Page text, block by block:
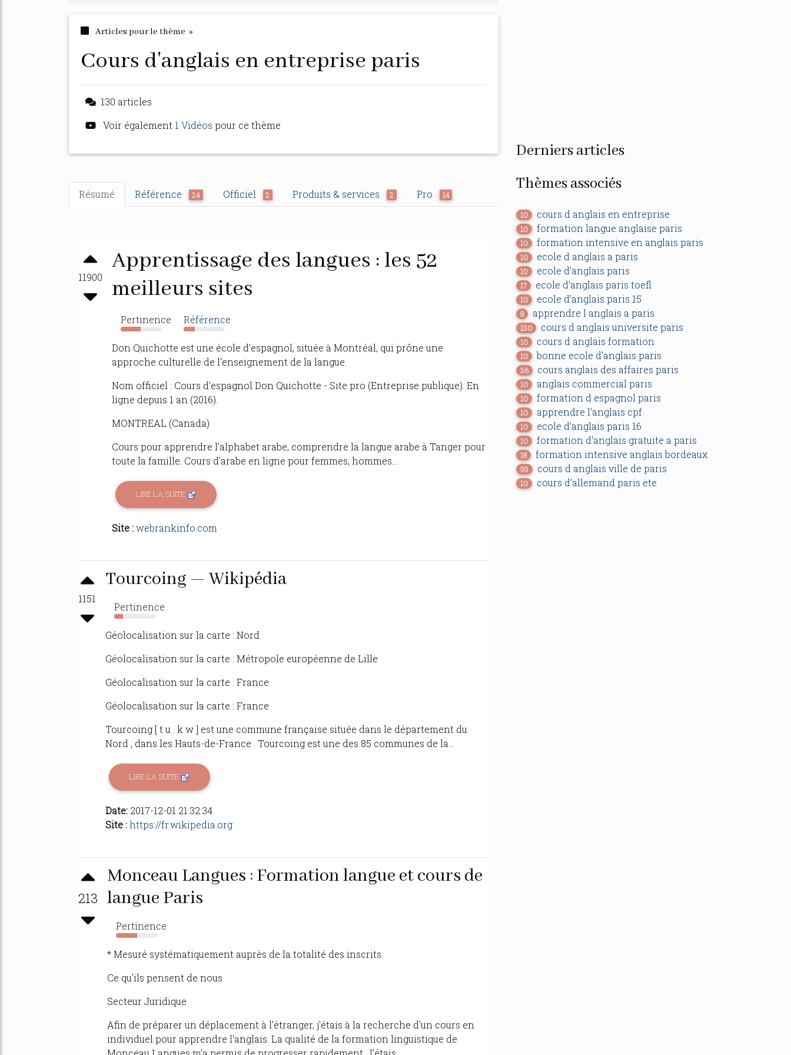
Articles pour le thème »
cours d'anglais en entreprise paris
130 articles
Voir également 1 Vidéos pour ce thème
Résumé Référence 24 Officiel 2 Produits & services 2 Pro 14
11900
Apprentissage des langues : les 52
meilleurs sites
Pertinence
48%
Référence
28%
Don Quichotte est une école d'espagnol, située à Montréal, qui prône une
approche culturelle de l'enseignement de la langue.
Nom officiel : Cours d'espagnol Don Quichotte - Site pro (Entreprise publique). En
ligne depuis 1 an (2016).
MONTREAL (Canada)
Cours pour apprendre l'alphabet arabe, comprendre la langue arabe à Tanger pour
toute la famille. Cours d'arabe en ligne pour femmes, hommes...
LIRE LA SUITE
Site :webrankinfo.com
1151
Tourcoing — Wikipédia
Pertinence
22%
Géolocalisation sur la carte : Nord
Géolocalisation sur la carte : Métropole européenne de Lille
Géolocalisation sur la carte : France
Géolocalisation sur la carte : France
Tourcoing [ t u . k w ] est une commune française située dans le département du
Nord , dans les Hauts-de-France . Tourcoing est une des 85 communes de la...
LIRE LA SUITE
Date: 2017-12-01 21:32:34
Site :https://fr.wikipedia.org
213
Monceau Langues : Formation langue et cours de
langue Paris
Pertinence
52%
* Mesuré systématiquement auprès de la totalité des inscrits
Ce qu'ils pensent de nous
Secteur Juridique
Afin de préparer un déplacement à l'étranger, j'étais à la recherche d'un cours en
individuel pour apprendre l'anglais. La qualité de la formation linguistique de
Derniers articles
Thèmes associés
10 cours d anglais en entreprise
10 formation langue anglaise paris
10 formation intensive en anglais paris
10 ecole d anglais a paris
10 ecole d'anglais paris
17 ecole d'anglais paris toefl
10 ecole d'anglais paris 15
8 apprendre l anglais a paris
130 cours d anglais universite paris
10 cours d anglais formation
10 bonne ecole d'anglais paris
36 cours anglais des affaires paris
10 anglais commercial paris
10 formation d espagnol paris
10 apprendre l'anglais cpf
10 ecole d'anglais paris 16
10 formation d'anglais gratuite a paris
18 formation intensive anglais bordeaux
93 cours d anglais ville de paris
10 cours d'allemand paris ete